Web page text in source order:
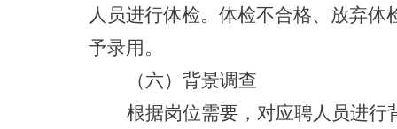
人员进行体检。体检不合格、放弃
予录用。
（六）背景调查
根据岗位需要，对应聘人员进行